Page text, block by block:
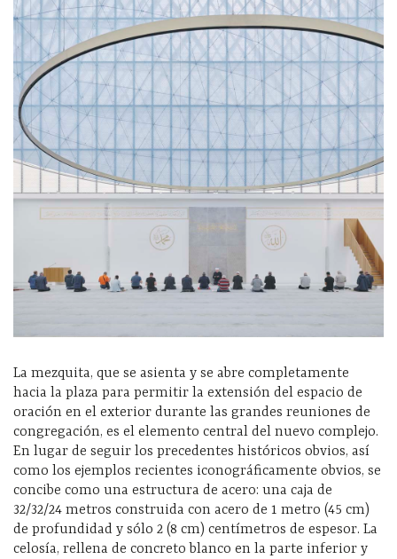
La mezquita, que se asienta y se abre completamente
hacia la plaza para permitir la extensión del espacio de
oración en el exterior durante las grandes reuniones de
congregación, es el elemento central del nuevo complejo.
En lugar de seguir los precedentes históricos obvios, así
como los ejemplos recientes iconográficamente obvios, se
concibe como una estructura de acero: una caja de
32/32/24 metros construida con acero de 1 metro (45 cm)
de profundidad y sólo 2 (8 cm) centímetros de espesor. La
celosía, rellena de concreto blanco en la parte inferior y